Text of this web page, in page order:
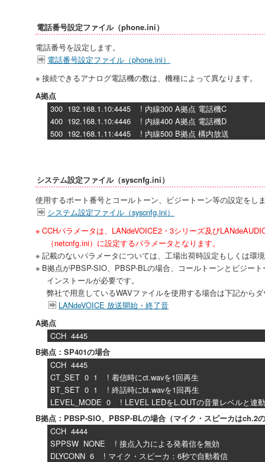
電話番号設定ファイル（phone.ini）
電話番号を設定します。
電話番号設定ファイル（phone.ini）
※ 接続できるアナログ電話機の数は、機種によって異なります。
A拠点
300 192.168.1.10:4445 ! 内線300 A拠点 電話機C
400 192.168.1.10:4446 ! 内線400 A拠点 電話機D
500 192.168.1.11:4445 ! 内線500 B拠点 構内放送
システム設定ファイル（syscnfg.ini）
使用するポート番号とコールトーン、ビジートーン等の設定をし
システム設定ファイル（syscnfg.ini）
※ CCHパラメータは、LANdeVOICE2・3シリーズ及び
（netcnfg.ini）に設定するパラメータとなります。
※ 記載のないパラメータについては、工場出荷時設定もしくは環
※ B拠点がPBSP-SIO、PBSP-BLの場合、コールトーンとビジー
インストールが必要です。
弊社で用意しているWAVファイルを使用する場合は下記から
LANdeVOICE 放送開始・終了音
A拠点
CCH 4445
B拠点：SP401の場合
CCH 4445
CT_SET 0 1 ! 着信時にct.wavを1回再生
BT_SET 0 1 ! 終話時にbt.wavを1回再生
LEVEL_MODE 0 ! LEVEL LEDをL.OUTの音量レベルと連
B拠点：PBSP-SIO、PBSP-BLの場合（マイク・スピーカはch.2
CCH 4444
SPPSW NONE ! 接点入力による発着信を無効
DLYCONN 6 ! マイク・スピーカ：6秒で自動着信